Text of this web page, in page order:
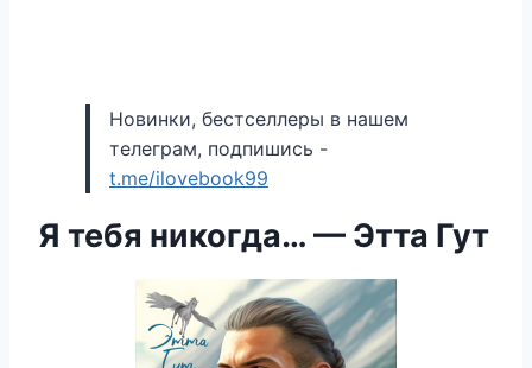
Новинки, бестселлеры в нашем
телеграм, подпишись -
t.me/ilovebook99
Я тебя никогда… — Этта Гут